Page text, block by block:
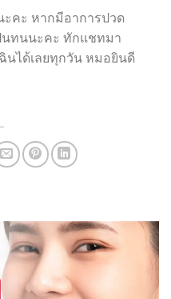
คะ หากมีอาการปวด
ทนนะคะ ทักแชทมา
นได้เลยทุกวัน หมอยินดี